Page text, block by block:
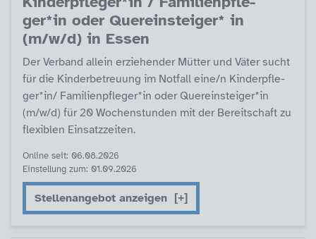
ger*in oder Que­r­ein­s­tei­ger* in
(m/w/d) in Es­sen
Der Ver­band al­lein er­zie­hen­der Müt­ter und Vä­ter sucht
für die Kin­der­be­t­reu­ung im Not­fall ei­ne/n Kin­derpf­le­
ger*in/ Fa­mi­li­enpf­le­ger*in oder Que­r­ein­s­tei­ger*in
(m/w/d) für 20 Wo­chen­stun­den mit der Be­reit­schaft zu
fle­xi­b­len Ein­satz­zei­ten.
Online seit: 06.08.2026
Einstellung zum: 01.09.2026
Stellenangebot anzeigen